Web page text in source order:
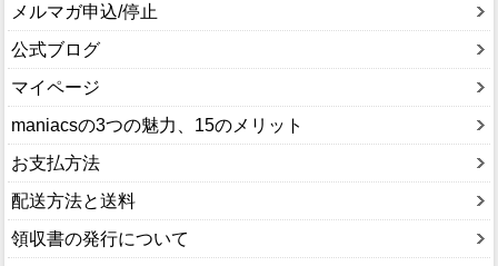
メルマガ申込/停止
公式ブログ
マイページ
maniacsの3つの魅力、15のメリット
お支払方法
配送方法と送料
領収書の発行について